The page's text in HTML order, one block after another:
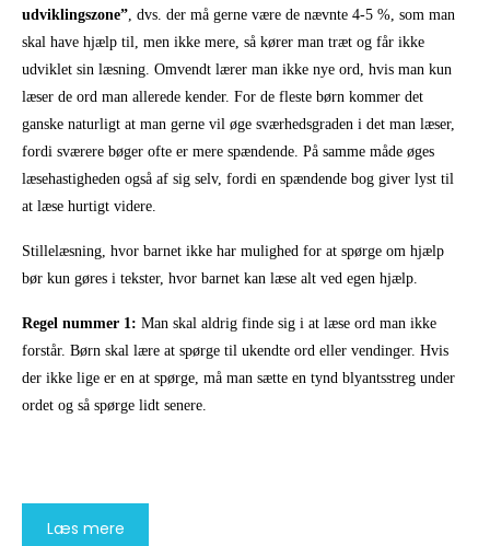
udviklingszone” , dvs. der må gerne være de nævnte 4-5 %, som man
skal have hjælp til, men ikke mere, så kører man træt og får ikke
udviklet sin læsning. Omvendt lærer man ikke nye ord, hvis man kun
læser de ord man allerede kender. For de fleste børn kommer det
ganske naturligt at man gerne vil øge sværhedsgraden i det man læser,
fordi sværere bøger ofte er mere spændende. På samme måde øges
læsehastigheden også af sig selv, fordi en spændende bog giver lyst til
at læse hurtigt videre.
Stillelæsning, hvor barnet ikke har mulighed for at spørge om hjælp
bør kun gøres i tekster, hvor barnet kan læse alt ved egen hjælp.
Regel nummer 1: Man skal aldrig finde sig i at læse ord man ikke
forstår. Børn skal lære at spørge til ukendte ord eller vendinger. Hvis
der ikke lige er en at spørge, må man sætte en tynd blyantsstreg under
ordet og så spørge lidt senere.
Læs mere